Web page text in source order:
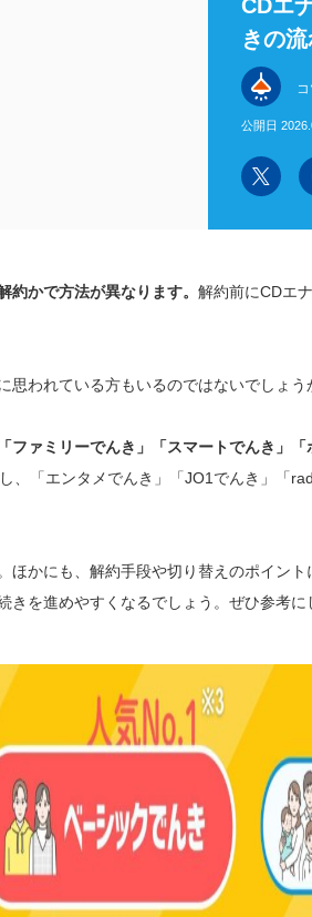
CDエ
きの
公開日
かで方法が異なります。 解約前にCDエ
思われている方もいるのではないでしょう
ファミリーでんき」「スマートでんき」
、「エンタメでんき」「JO1でんき」「
かにも、解約手段や切り替えのポイント
を進めやすくなるでしょう。ぜひ参考に